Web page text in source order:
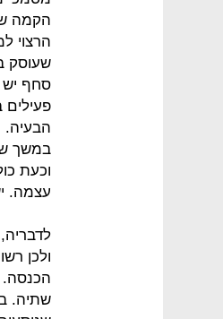
הקמה
הרצוי
שעוסק
סחף יש
פעילים
הבעיה.
עצמה.
ולכן
הכנסה.
שתיה.